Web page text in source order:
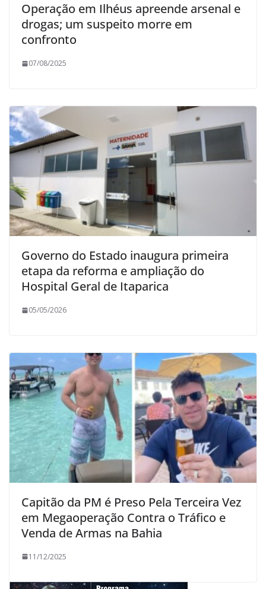
Operação em Ilhéus apreende arsenal e
drogas; um suspeito morre em
confronto
07/08/2025
Governo do Estado inaugura primeira
etapa da reforma e ampliação do
Hospital Geral de Itaparica
05/05/2026
Capitão da PM é Preso Pela Terceira Vez
em Megaoperação Contra o Tráfico e
Venda de Armas na Bahia
11/12/2025